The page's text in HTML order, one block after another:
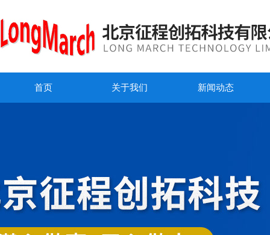
首页 关于我们 新闻动态